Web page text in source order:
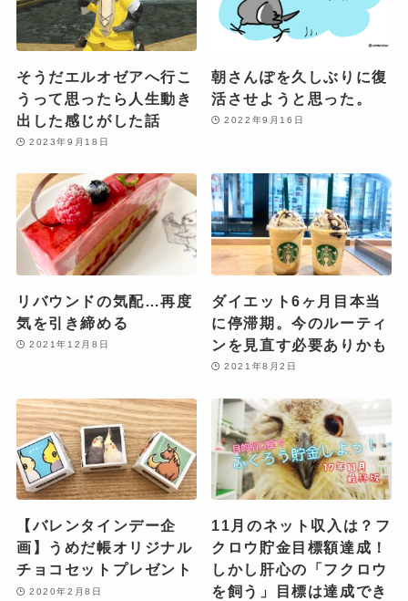
そうだエルオゼアへ行こ
うって思ったら人生動き
出した感じがした話
2023年9月18日
朝さんぽを久しぶりに復
活させようと思った。
2022年9月16日
リバウンドの気配…再度
気を引き締める
2021年12月8日
ダイエット6ヶ月目本当
に停滞期。今のルーティ
ンを見直す必要ありかも
2021年8月2日
【バレンタインデー企
画】うめだ帳オリジナル
チョコセットプレゼント
2020年2月8日
11月のネット収入は？フ
クロウ貯金目標額達成！
しかし肝心の「フクロウ
を飼う」目標は達成でき